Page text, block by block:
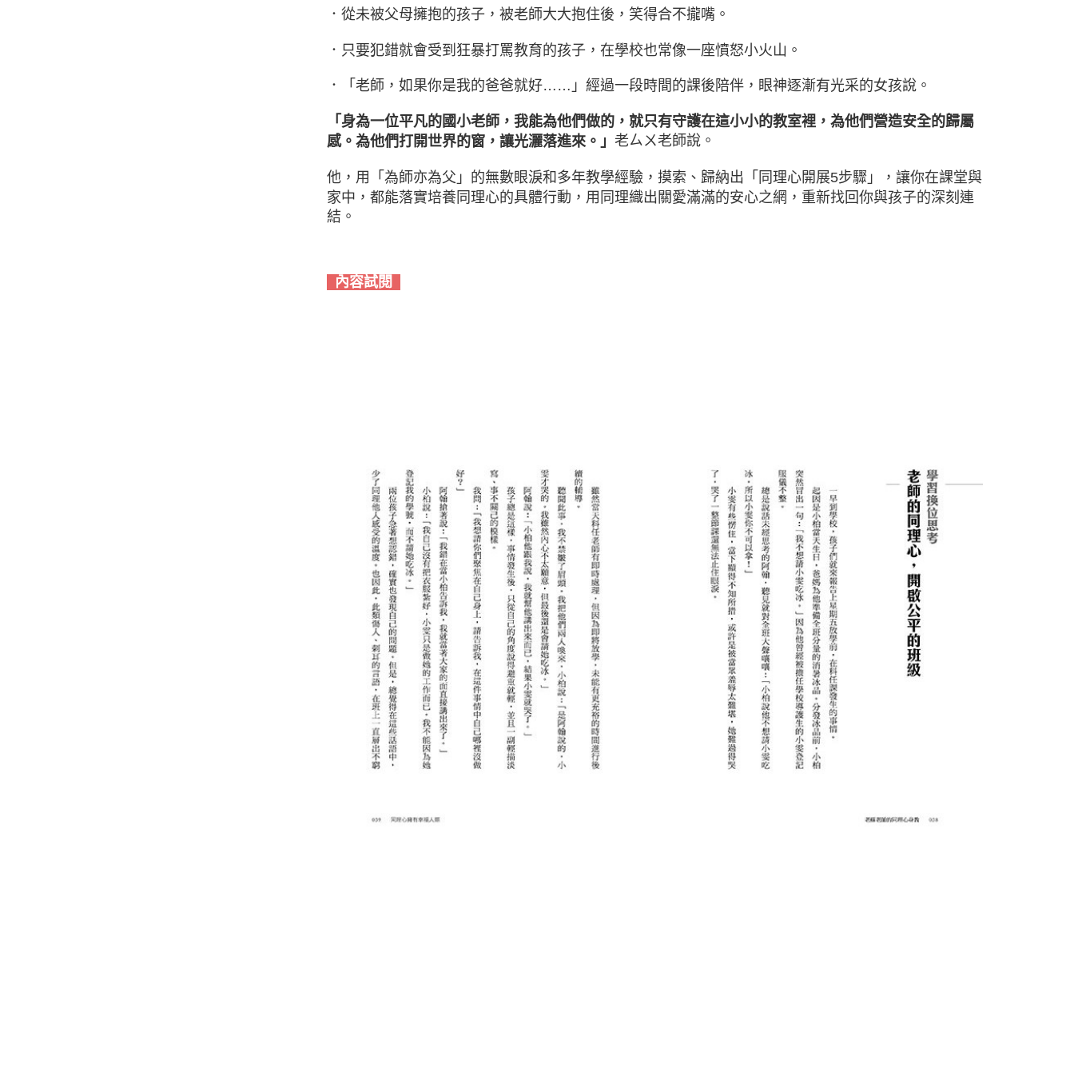
．從未被父母擁抱的孩子，被老師大大抱住後，笑得合不攏嘴。
．只要犯錯就會受到狂暴打罵教育的孩子，在學校也常像一座憤怒小火山。
．「老師，如果你是我的爸爸就好……」經過一段時間的課後陪伴，眼神逐漸有光采的女孩說。
「身為一位平凡的國小老師，我能為他們做的，就只有守護在這小小的教室裡，為他們營造安全的歸屬
感。為他們打開世界的窗，讓光灑落進來。」 老ㄙㄨ老師說。
他，用「為師亦為父」的無數眼淚和多年教學經驗，摸索、歸納出「同理心開展5步驟」，讓你在課堂與
家中，都能落實培養同理心的具體行動， 用同理織出關愛滿滿的安心之網，重新找回你與孩子的深刻連
結。
內容試閱